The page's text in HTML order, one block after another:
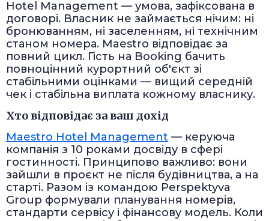
Hotel Management — умова, зафіксована в
договорі. Власник не займається нічим: ні
бронюванням, ні заселенням, ні технічним
станом номера. Maestro відповідає за
повний цикл. Гість на Booking бачить
повноцінний курортний об'єкт зі
стабільними оцінками — вищий середній
чек і стабільна виплата кожному власнику.
Хто відповідає за ваш дохід
Maestro Hotel Management — керуюча
компанія з 10 роками досвіду в сфері
гостинності. Принципово важливо: вони
зайшли в проєкт не після будівництва, а на
старті. Разом із командою Perspektyva
Group формували планування номерів,
стандарти сервісу і фінансову модель. Коли